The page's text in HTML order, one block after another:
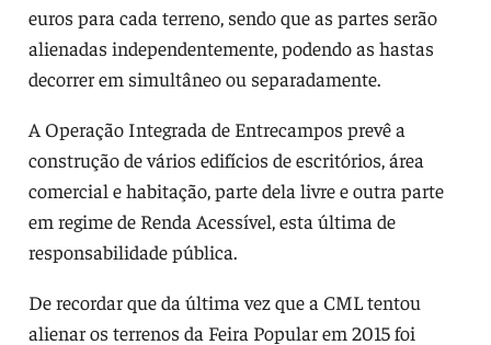
euros para cada terreno, sendo que as partes serão
alienadas independentemente, podendo as hastas
decorrer em simultâneo ou separadamente.
A Operação Integrada de Entrecampos prevê a
construção de vários edifícios de escritórios, área
comercial e habitação, parte dela livre e outra parte
em regime de Renda Acessível, esta última de
responsabilidade pública.
De recordar que da última vez que a CML tentou
alienar os terrenos da Feira Popular em 2015 foi